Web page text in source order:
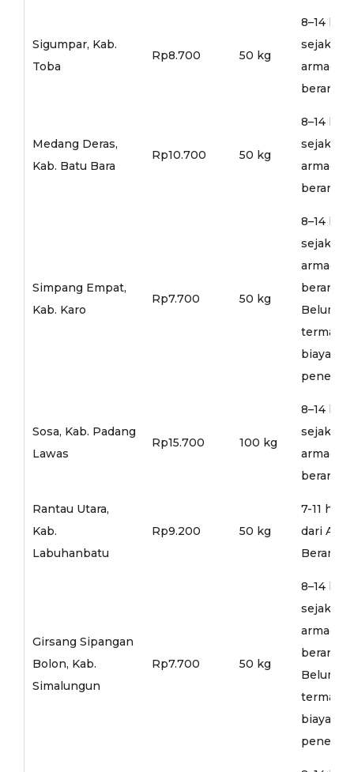
Sigumpar, Kab.
Toba
Rp8.700 50 kg
8–14 hari
sejak
armada
Medang Deras,
Kab. Batu Bara
Rp10.700 50 kg
8–14 hari
sejak
armada
Simpang Empat,
Kab. Karo
Rp7.700 50 kg
8–14 hari
sejak
armada
Belum
biaya
Sosa, Kab. Padang
Lawas
Rp15.700 100 kg
8–14 hari
sejak
armada
Rantau Utara,
Kab.
Labuhanbatu
Rp9.200 50 kg
7-11 hari
dari
Girsang Sipangan
Bolon, Kab.
Simalungun
Rp7.700 50 kg
8–14 hari
sejak
armada
Belum
biaya